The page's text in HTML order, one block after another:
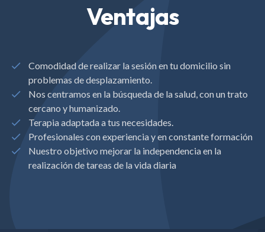
Ventajas
Comodidad de realizar la sesión en tu domicilio sin
problemas de desplazamiento.
check
Nos centramos en la búsqueda de la salud, con un trato
cercano y humanizado.
check
Terapia adaptada a tus necesidades.
check
Profesionales con experiencia y en constante formación
check
Nuestro objetivo mejorar la independencia en la
realización de tareas de la vida diaria
check